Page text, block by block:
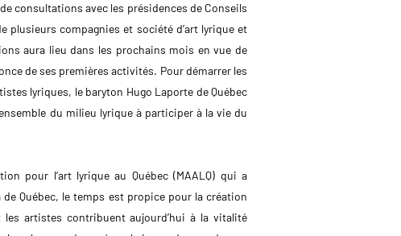
consultations avec les présidences de Conseils
plusieurs compagnies et société d’art lyrique et
aura lieu dans les prochains mois en vue de
de ses premières activités. Pour démarrer les
lyriques, le baryton Hugo Laporte de Québec
du milieu lyrique à participer à la vie du
pour l’art lyrique au Québec (MAALQ) qui a
de Québec, le temps est propice pour la création
artistes contribuent aujourd’hui à la vitalité